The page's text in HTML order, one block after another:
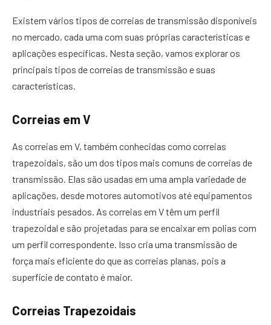
Existem vários tipos de correias de transmissão disponíveis
no mercado, cada uma com suas próprias características e
aplicações específicas. Nesta seção, vamos explorar os
principais tipos de correias de transmissão e suas
características.
Correias em V
As correias em V, também conhecidas como correias
trapezoidais, são um dos tipos mais comuns de correias de
transmissão. Elas são usadas em uma ampla variedade de
aplicações, desde motores automotivos até equipamentos
industriais pesados. As correias em V têm um perfil
trapezoidal e são projetadas para se encaixar em polias com
um perfil correspondente. Isso cria uma transmissão de
força mais eficiente do que as correias planas, pois a
superfície de contato é maior.
Correias Trapezoidais